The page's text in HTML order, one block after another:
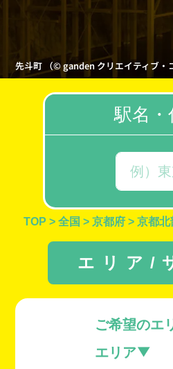
先斗町 （© ganden クリエイティブ
駅名・
TOP > 全国 > 京都府 > 京都北
エリア/
ご希望のエ
エリア